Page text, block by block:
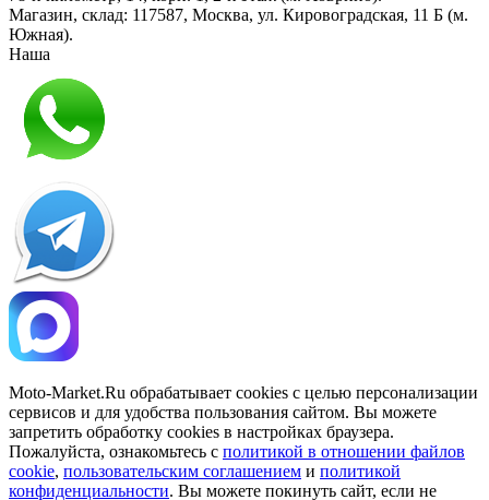
Магазин, склад: 117587, Москва, ул. Кировоградская, 11 Б (м.
Южная).
Наша
Moto-Market.Ru обрабатывает сookies с целью персонализации
сервисов и для удобства пользования сайтом. Вы можете
запретить обработку сookies в настройках браузера.
Пожалуйста, ознакомьтесь с политикой в отношении файлов
cookie, пользовательским соглашением и политикой
конфиденциальности. Вы можете покинуть сайт, если не